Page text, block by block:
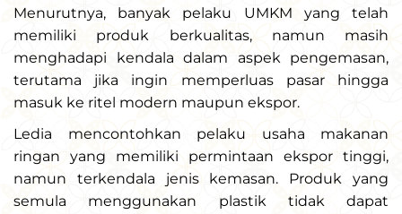
Menurutnya, banyak pelaku UMKM yang telah
memiliki produk berkualitas, namun masih
menghadapi kendala dalam aspek pengemasan,
terutama jika ingin memperluas pasar hingga
masuk ke ritel modern maupun ekspor.
Ledia mencontohkan pelaku usaha makanan
ringan yang memiliki permintaan ekspor tinggi,
namun terkendala jenis kemasan. Produk yang
semula menggunakan plastik tidak dapat